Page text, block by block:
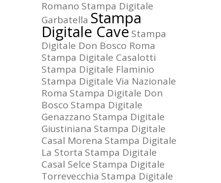
Romano Stampa Digitale
Garbatella Stampa
Digitale Cave Stampa
Digitale Don Bosco Roma
Stampa Digitale Casalotti
Stampa Digitale Flaminio
Stampa Digitale Via Nazionale
Roma Stampa Digitale Don
Bosco Stampa Digitale
Genazzano Stampa Digitale
Giustiniana Stampa Digitale
Casal Morena Stampa Digitale
La Storta Stampa Digitale
Casal Selce Stampa Digitale
Torrevecchia Stampa Digitale